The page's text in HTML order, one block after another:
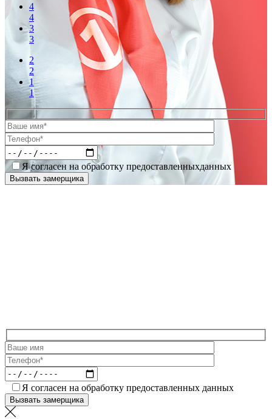
4
4
3
3
2
2
1
1
Я согласен на обработку предоставленныхданных
Я согласен на обработку предоставленных данных